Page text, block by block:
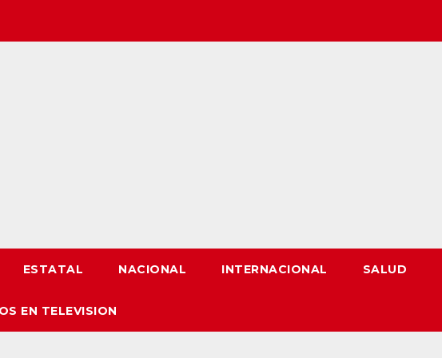
ESTATAL NACIONAL INTERNACIONAL SALUD
EN TELEVISION